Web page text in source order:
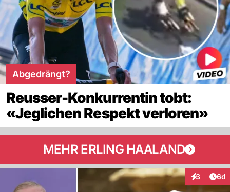
Abgedrängt?
Reusser-Konkurrentin tobt:
«Jeglichen Respekt verloren»
MEHR ERLING HAALAND
3 6d